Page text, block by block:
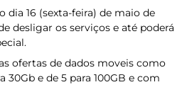
dia 16 (sexta-feira) de maio de
desligar os serviços e até poderá
ofertas de dados moveis como
30Gb e de 5 para 100GB e com